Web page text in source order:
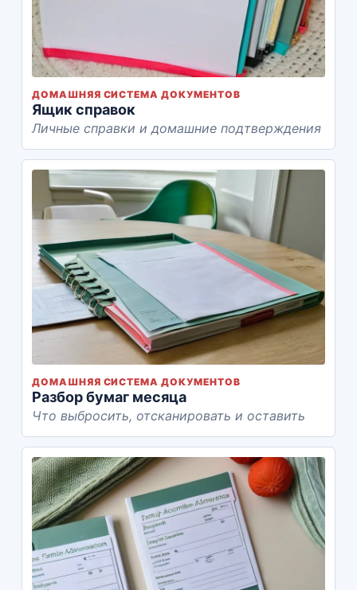
ДОМАШНЯЯ СИСТЕМА ДОКУМЕНТОВ
Ящик справок
Личные справки и домашние подтверждения
ДОМАШНЯЯ СИСТЕМА ДОКУМЕНТОВ
Разбор бумаг месяца
Что выбросить, отсканировать и оставить